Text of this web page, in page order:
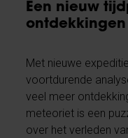
Een nieuw
ontdekkingen
Met nieuwe
voortdurende
veel meer
meteoriet is een
over het verleden